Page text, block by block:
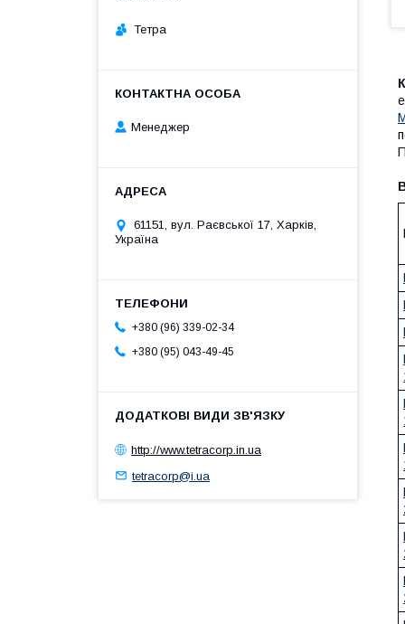
Тетра
Менеджер
61151, вул. Раєвської 17, Харків,
Україна
+380 (96) 339-02-34
+380 (95) 043-49-45
http://www.tetracorp.in.ua
tetracorp@i.ua